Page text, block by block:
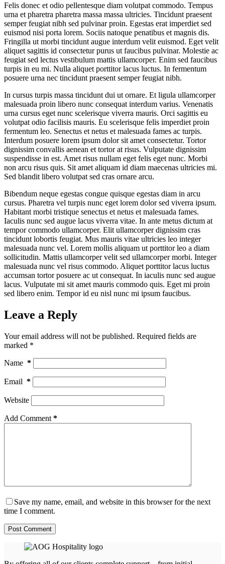
Felis donec et odio pellentesque diam volutpat commodo. Tempus
urna et pharetra pharetra massa massa ultricies. Tincidunt praesent
semper feugiat nibh sed pulvinar proin. Egestas erat imperdiet sed
euismod nisi porta lorem. Sociis natoque penatibus et magnis dis.
Fringilla ut morbi tincidunt augue interdum velit euismod. Eget velit
aliquet sagittis id consectetur purus ut faucibus pulvinar. Molestie ac
feugiat sed lectus vestibulum mattis ullamcorper. Enim sed faucibus
turpis in eu mi. Nulla aliquet porttitor lacus luctus. In fermentum
posuere urna nec tincidunt praesent semper feugiat nibh.
In cursus turpis massa tincidunt dui ut ornare. Et ligula ullamcorper
malesuada proin libero nunc consequat interdum varius. Venenatis
urna cursus eget nunc scelerisque viverra mauris. Orci sagittis eu
volutpat odio facilisis mauris. Eu scelerisque felis imperdiet proin
fermentum leo. Senectus et netus et malesuada fames ac turpis.
Interdum posuere lorem ipsum dolor sit amet consectetur. Tortor
dignissim convallis aenean et tortor at risus. Vulputate dignissim
suspendisse in est. Amet risus nullam eget felis eget nunc. Morbi
non arcu risus quis. Sit amet aliquam id diam maecenas ultricies mi.
Sed blandit libero volutpat sed cras ornare arcu.
Bibendum neque egestas congue quisque egestas diam in arcu
cursus. Pharetra vel turpis nunc eget lorem dolor sed viverra ipsum.
Habitant morbi tristique senectus et netus et malesuada fames.
Iaculis nunc sed augue lacus viverra vitae. In ante metus dictum at
tempor commodo ullamcorper. Elit ullamcorper dignissim cras
tincidunt lobortis feugiat. Mus mauris vitae ultricies leo integer
malesuada nunc vel. Lorem mollis aliquam ut porttitor leo a diam
sollicitudin. Mattis ullamcorper velit sed ullamcorper morbi. Integer
malesuada nunc vel risus commodo. Aliquet porttitor lacus luctus
accumsan tortor posuere ac ut consequat. In iaculis nunc sed augue
lacus. Vulputate mi sit amet mauris commodo quis. Eget mi proin
sed libero enim. Tempor id eu nisl nunc mi ipsum faucibus.
Leave a Reply
Your email address will not be published. Required fields are
marked *
Name *
Email *
Website
Add Comment *
Save my name, email, and website in this browser for the next
time I comment.
Post Comment